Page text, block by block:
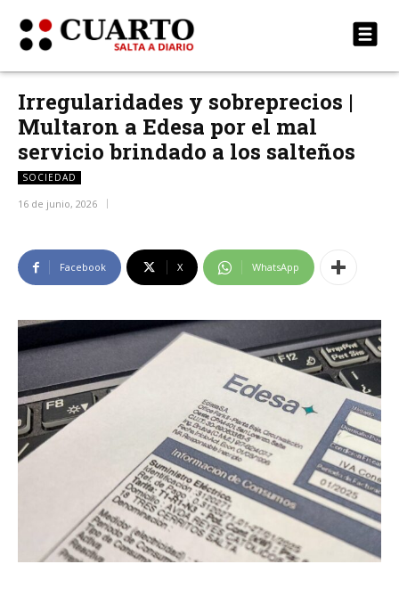
Irregularidades y sobreprecios |
Multaron a Edesa por el mal
servicio brindado a los salteños
SOCIEDAD
16 de junio, 2026
Facebook X WhatsApp